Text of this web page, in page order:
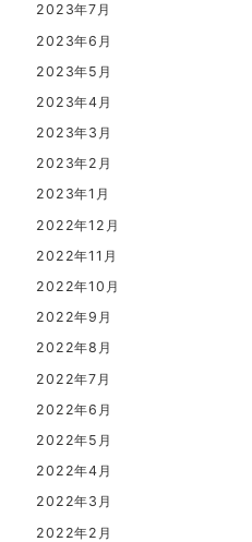
2023年7月
2023年6月
2023年5月
2023年4月
2023年3月
2023年2月
2023年1月
2022年12月
2022年11月
2022年10月
2022年9月
2022年8月
2022年7月
2022年6月
2022年5月
2022年4月
2022年3月
2022年2月